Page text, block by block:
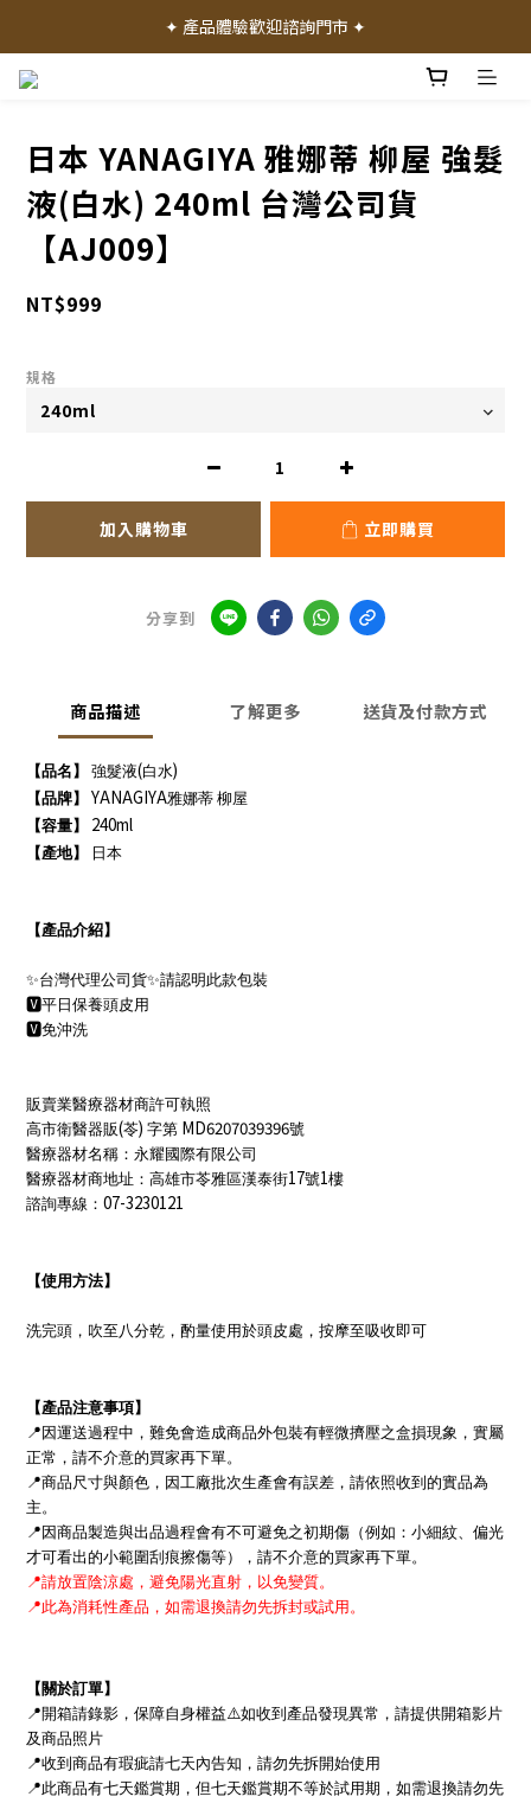
✦ 加入會員就送 50 元購物禮金 ✦
✦ 產品體驗歡迎諮詢門市 ✦
日本 YANAGIYA 雅娜蒂 柳屋 強髮
液(白水) 240ml 台灣公司貨
【AJ009】
NT$999
規格
加入購物車 立即購買
分享到
商品描述 了解更多 送貨及付款方式
【品名】 強髮液(白水)
【品牌】 YANAGIYA雅娜蒂 柳屋
【容量】
240ml
【產地】 日本
【產品介紹】
✨台灣代理公司貨✨請認明此款包裝
🆅平日保養頭皮用
🆅免沖洗
販賣業醫療器材商許可執照
高市衛醫器販(苓) 字第 MD6207039396號
醫療器材名稱：永耀國際有限公司
醫療器材商地址：高雄市苓雅區漢泰街17號1樓
諮詢專線： 07-3230121
【使用方法】
洗完頭，吹至八分乾，酌量使用於頭皮處，按摩至吸收即可
【產品注意事項】
📍 因運送過程中，難免會造成商品外包裝有輕微擠壓之盒損現象，實屬
正常，請不介意的買家再下單。
📍商品尺寸與顏色，因工廠批次生產會有誤差，請依照收到的實品為
主。
📍 因商品製造與出品過程會有不可避免之初期傷（例如：小細紋、偏光
才可看出的小範圍刮痕擦傷等），請不介意的買家再下單。
📍請放置陰涼處，避免陽光直射，以免變質。
📍此為消耗性產品，如需退換請勿先拆封或試用。
【關於訂單】
📍開箱請錄影，保障自身權益⚠如收到產品發現異常，請提供開箱影片
及商品照片
📍收到商品有瑕疵請七天內告知，請勿先拆開始使用
📍此商品有七天鑑賞期，但七天鑑賞期不等於試用期， 如需退換請勿先